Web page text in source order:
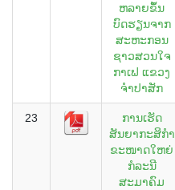
ຫລາຍຂຶ້ນ
ບົດຮຽນຈາກ
ສະຫະກອນ
ຊາວສວນໃຈ
ກາເຟ ແຂວງ
ຈຳປາສັກ
23
ການເຮັດ
ສັນຍາກະສິກຳ
ຂະໜາດໃຫຍ່
ກໍລະນີ
ສະມາຄົມ